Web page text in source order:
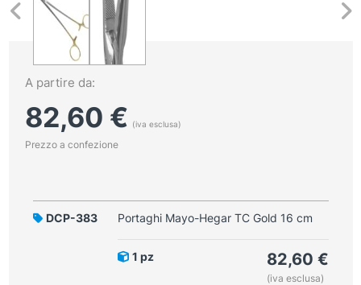
A partire da:
82,60 € (iva esclusa)
Prezzo a confezione
DCP-383 Portaghi Mayo-Hegar TC Gold 16 cm
1 pz 82,60 €
(iva esclusa)